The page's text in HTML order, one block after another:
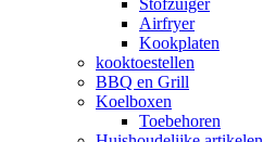
Stofzuiger
Airfryer
Kookplaten
kooktoestellen
BBQ en Grill
Koelboxen
Toebehoren